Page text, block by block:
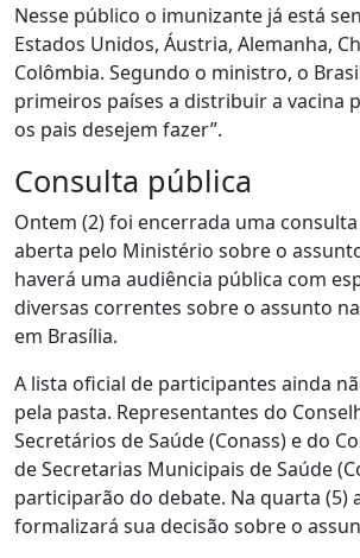
Nesse público o imunizante já está
Estados Unidos, Áustria, Alemanha,
Colômbia. Segundo o ministro, o
primeiros países a distribuir a vacina
os pais desejem fazer”.
Consulta pública
Ontem (2) foi encerrada uma
aberta pelo Ministério sobre o
haverá uma audiência pública com
diversas correntes sobre o assunto
em Brasília.
A lista oficial de participantes ainda
pela pasta. Representantes do
Secretários de Saúde (Conass) e do
de Secretarias Municipais de Saúde
participarão do debate. Na quarta (5)
formalizará sua decisão sobre o